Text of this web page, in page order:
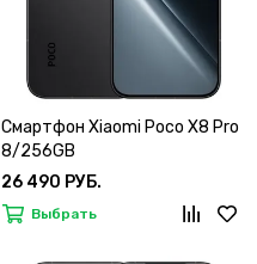
Смартфон Xiaomi Poco X8 Pro
8/256GB
26 490 РУБ.
Выбрать